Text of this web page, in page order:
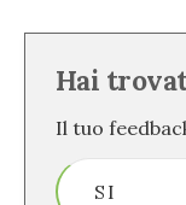
Hai
Il tuo
SI